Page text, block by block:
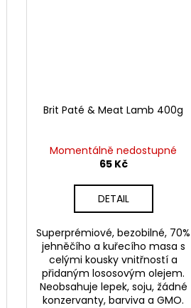
Brit Paté & Meat Lamb 400g
Momentálně nedostupné
65 Kč
DETAIL
Superprémiové, bezobilné, 70%
jehněčího a kuřecího masa s
celými kousky vnitřností a
přidaným lososovým olejem.
Neobsahuje lepek, soju, žádné
konzervanty, barviva a GMO.